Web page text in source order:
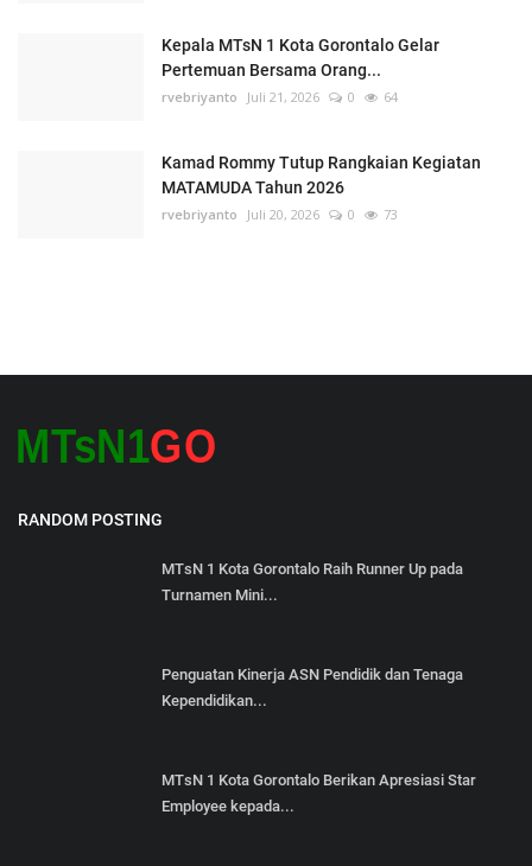
Kepala MTsN 1 Kota Gorontalo Gelar
Pertemuan Bersama Orang...
rvebriyanto Juli 21, 2026 0 64
Kamad Rommy Tutup Rangkaian Kegiatan
MATAMUDA Tahun 2026
rvebriyanto Juli 20, 2026 0 73
RANDOM POSTING
MTsN 1 Kota Gorontalo Raih Runner Up pada
Turnamen Mini...
Penguatan Kinerja ASN Pendidik dan Tenaga
Kependidikan...
MTsN 1 Kota Gorontalo Berikan Apresiasi Star
Employee kepada...